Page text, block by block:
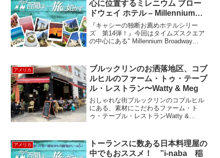
心に位置するミレニウム ブロー
ドウェイ ホテル – Millennium
Broadway Hotel New York
『キャシーの独断お薦めホテルシリー
ズ 第14弾！』今回はタイムズスクエア
の中心にある" Millennium Broadway
のホテルと別館のプレミアム...
アメリカ
ブルックリンのお洒落地区、コブ
ルヒルのファーム・トゥ・テーブ
ル・レストラン〜Watty & Meg
おしゃれな街ブルックリンのコブルヒル
にある、素材にこだわるファーム・ト
ゥ・テーブル・レストランWatty &
れた旬の新鮮な食材を使ったアメリカ料
理が楽しめます。...
アメリカ
トーランスに数ある日本料理屋の
中でもおススメ！ ”i-naba 稲